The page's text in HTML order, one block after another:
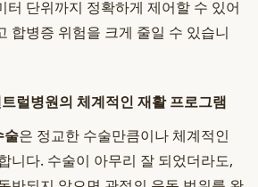
터 단위까지 정확하게 제어할 수 있어
합병증 위험을 크게 줄일 수 있습니
럴병원의 체계적인 재활 프로그램
술은 정교한 수술만큼이나 체계적인
니다. 수술이 아무리 잘 되었더라도,